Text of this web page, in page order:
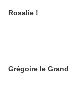
Rosalie !
Grégoire le Grand